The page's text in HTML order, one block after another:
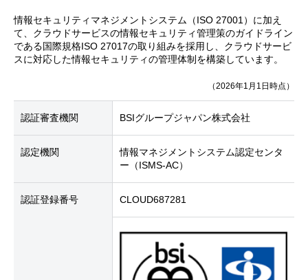
情報セキュリティマネジメントシステム（ISO 27001）に加え
て、クラウドサービスの情報セキュリティ管理策のガイドライン
である国際規格ISO 27017の取り組みを採用し、クラウドサービ
スに対応した情報セキュリティの管理体制を構築しています。
（2026年1月1日時点）
認証審査機関 BSIグループジャパン株式会社
認定機関
情報マネジメントシステム認定センタ
ー（ISMS-AC）
認証登録番号 CLOUD687281